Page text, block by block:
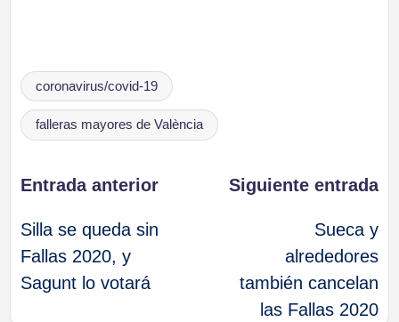
Etiquetas:
coronavirus/covid-19
falleras mayores de València
Navegación
de
entradas
Entrada anterior
Silla se queda sin
Fallas 2020, y
Sagunt lo votará
Siguiente entrada
Sueca y
alrededores
también cancelan
las Fallas 2020